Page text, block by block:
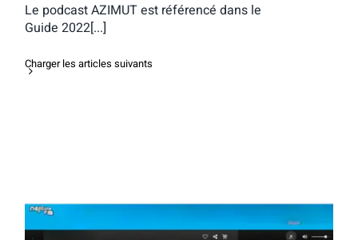
Le podcast AZIMUT est référencé dans le
Guide 2022[...]
Charger les articles suivants